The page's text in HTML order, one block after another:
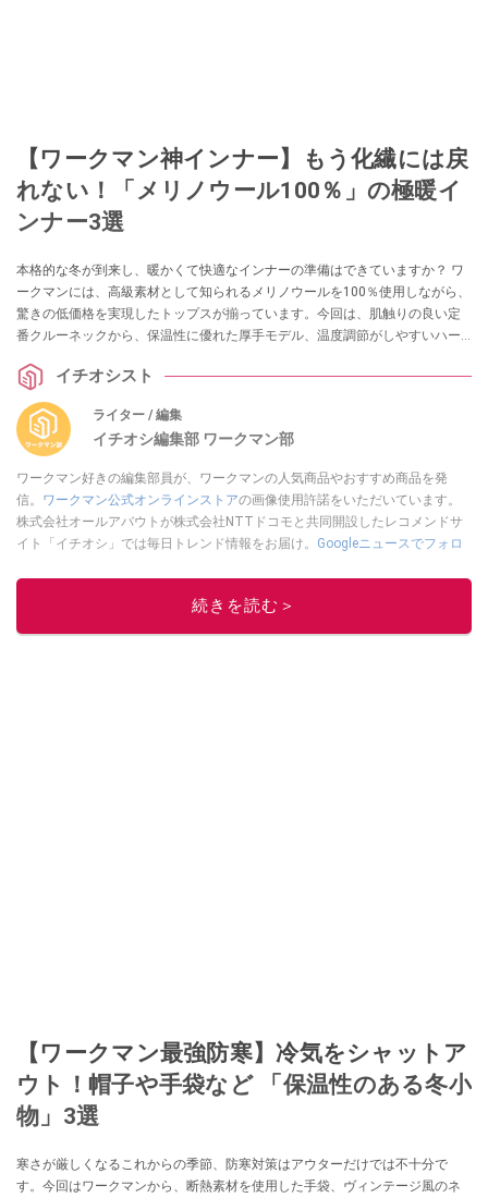
【ワークマン神インナー】もう化繊には戻
れない！「メリノウール100％」の極暖イ
ンナー3選
本格的な冬が到来し、暖かくて快適なインナーの準備はできていますか？ ワ
ークマンには、高級素材として知られるメリノウールを100％使用しながら、
驚きの低価格を実現したトップスが揃っています。今回は、肌触りの良い定
番クルーネックから、保温性に優れた厚手モデル、温度調節がしやすいハー
イチオシスト
ライター / 編集
イチオシ編集部 ワークマン部
ワークマン好きの編集部員が、ワークマンの人気商品やおすすめ商品を発
信。 ワークマン公式オンラインストアの画像使用許諾をいただいています。
株式会社オールアバウトが株式会社NTTドコモと共同開設したレコメンドサ
イト「イチオシ」では毎日トレンド情報をお届け。 Googleニュースでフォロ
このイチオシストの他の記事を読む
続きを読む＞
【ワークマン最強防寒】冷気をシャットア
ウト！帽子や手袋など 「保温性のある冬小
物」3選
寒さが厳しくなるこれからの季節、防寒対策はアウターだけでは不十分で
す。今回はワークマンから、断熱素材を使用した手袋、ヴィンテージ風のネ